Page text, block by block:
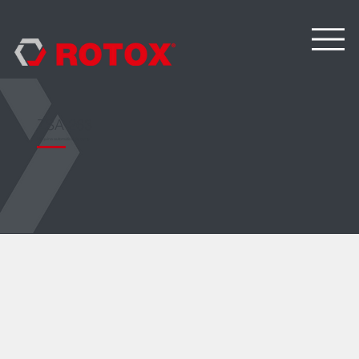
ZSA 263